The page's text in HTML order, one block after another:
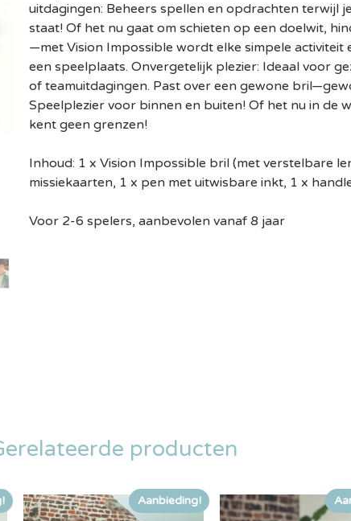
uitdagingen: Beheers spellen en opdrachten terwijl
staat! Of het nu gaat om schieten op een doelwit,
—met Vision Impossible wordt elke simpele activiteit
een speelplaats. Onvergetelijk plezier: Ideaal voor
of teamuitdagingen. Past over een gewone
Speelplezier voor binnen en buiten! Of het nu in de
kent geen grenzen!
Inhoud: 1 x Vision Impossible bril (met verstelbare
missiekaarten, 1 x pen met uitwisbare inkt, 1 x
Voor 2-6 spelers, aanbevolen vanaf 8 jaar
producten
Aanbieding!